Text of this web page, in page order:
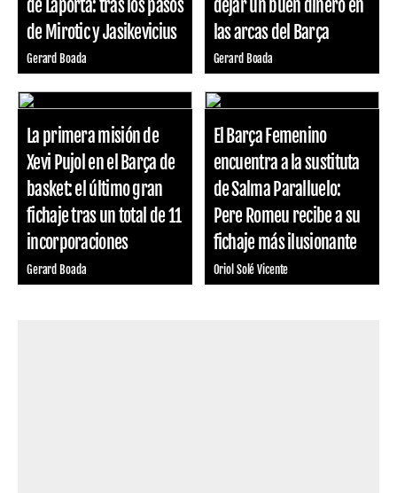
de Laporta: tras los pasos
de Mirotic y Jasikevicius
Gerard Boada
dejar un buen dinero en
las arcas del Barça
Gerard Boada
La primera misión de
Xevi Pujol en el Barça de
basket: el último gran
fichaje tras un total de 11
incorporaciones
Gerard Boada
El Barça Femenino
encuentra a la sustituta
de Salma Paralluelo:
Pere Romeu recibe a su
fichaje más ilusionante
Oriol Solé Vicente